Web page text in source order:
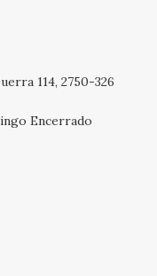
114, 2750-326
Encerrado